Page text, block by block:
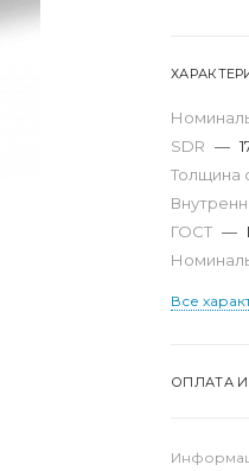
SDR —
Толщина
ГОСТ —
Все
ОПЛАТА